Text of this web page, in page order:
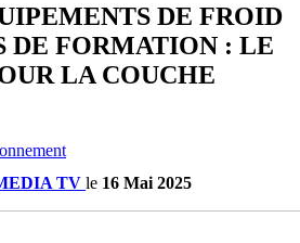
DE FROID
DE FORMATION : LE
LA COUCHE
TV le 16 Mai 2025